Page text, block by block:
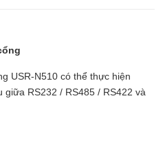
USR-N510 có thể thực hiện
RS232 / RS485 / RS422 và